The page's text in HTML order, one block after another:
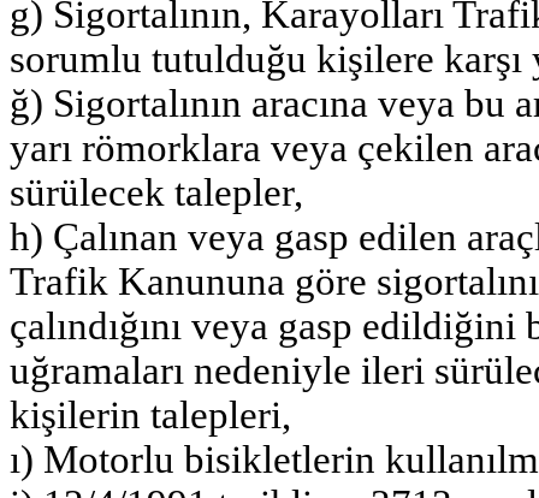
g) Sigortalının, Karayolları
sorumlu tutulduğu kişilere
ğ) Sigortalının aracına veya bu
yarı römorklara veya çekilen
sürülecek talepler,
h) Çalınan veya gasp edilen
Trafik Kanununa göre
çalındığını veya gasp
uğramaları nedeniyle ileri
kişilerin talepleri,
ı) Motorlu bisikletlerin